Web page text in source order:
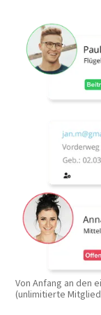
Von Anfang an den
(unlimitierte